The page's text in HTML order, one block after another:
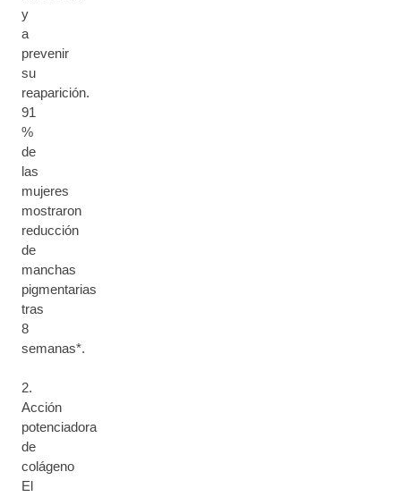
y
a
prevenir
su
reaparición.
91
%
de
las
mujeres
mostraron
reducción
de
manchas
pigmentarias
tras
8
semanas*.
2.
Acción
potenciadora
de
colágeno
El